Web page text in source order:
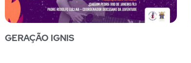
GERAÇÃO IGNIS